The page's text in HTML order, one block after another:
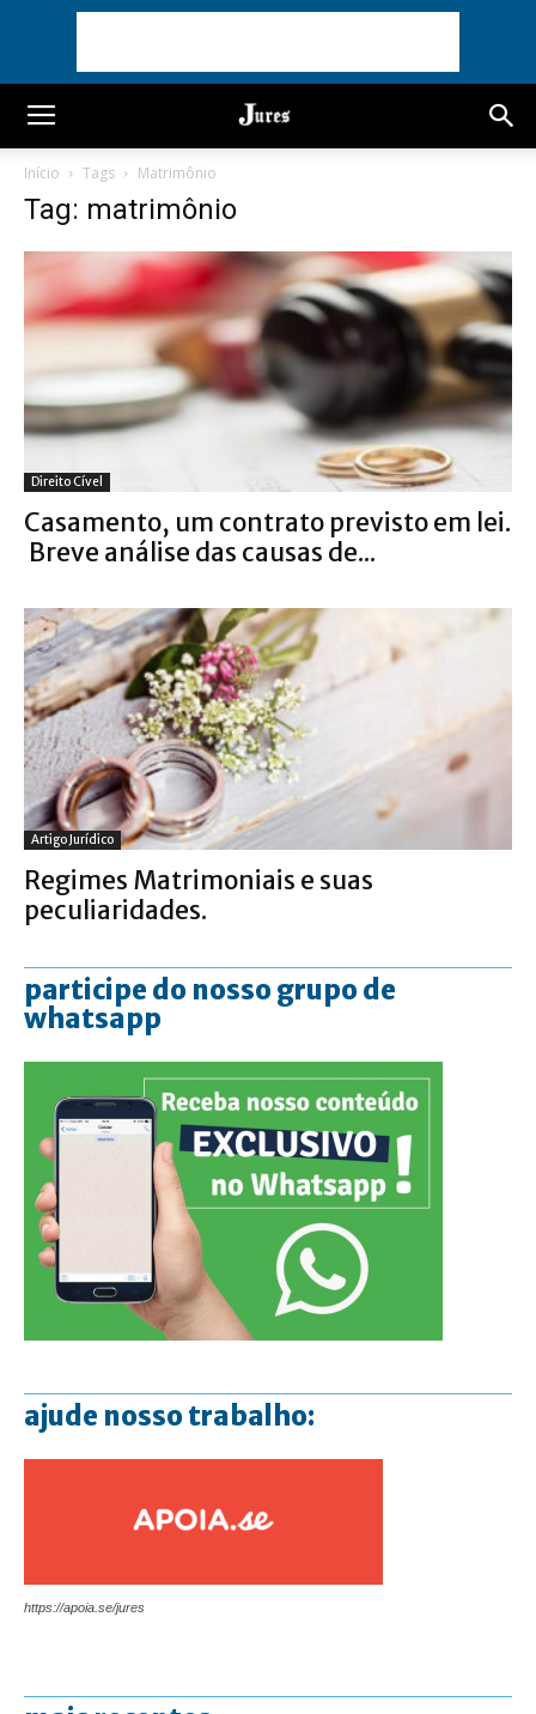
Início Tags Matrimônio
Tag: matrimônio
Direito Cível
Casamento, um contrato previsto em lei.
Breve análise das causas de...
Artigo Jurídico
Regimes Matrimoniais e suas
peculiaridades.
participe do nosso grupo de
whatsapp
ajude nosso trabalho:
https://apoia.se/jures